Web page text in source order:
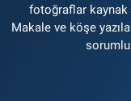
fotoğraflar kaynak
Makale ve köşe